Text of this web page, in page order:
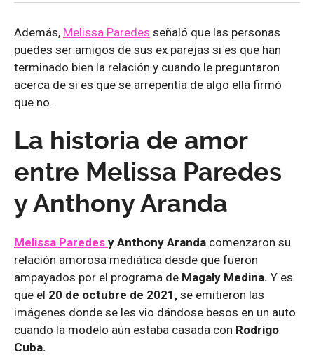
Además, Melissa Paredes señaló que las personas
puedes ser amigos de sus ex parejas si es que han
terminado bien la relación y cuando le preguntaron
acerca de si es que se arrepentía de algo ella firmó
que no.
La historia de amor
entre Melissa Paredes
y Anthony Aranda
Melissa Paredes y Anthony Aranda comenzaron su
relación amorosa mediática desde que fueron
ampayados por el programa de Magaly Medina. Y es
que el 20 de octubre de 2021, se emitieron las
imágenes donde se les vio dándose besos en un auto
cuando la modelo aún estaba casada con Rodrigo
Cuba.